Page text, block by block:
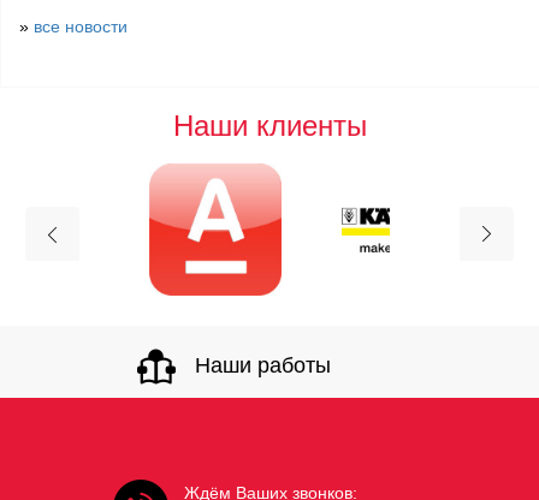
» все новости
Наши клиенты
Наши работы
Ждём Ваших звонков: